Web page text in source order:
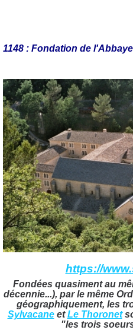
1148 : Fondation de
https://
Fondées quasiment au
décennie...), par le même
géographiquement, les
SylvacaneetLe Thoronet
"les trois